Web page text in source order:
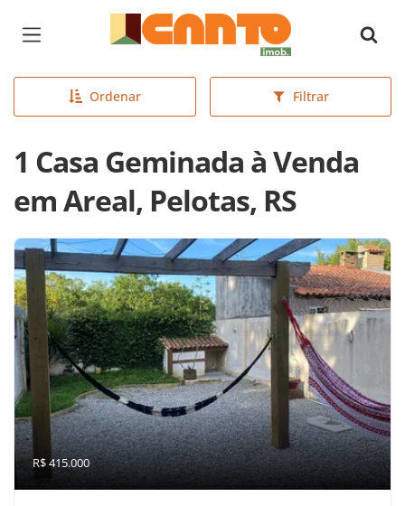
Página inicial
Ordenar Filtrar
1 Casa Geminada à Venda
em Areal, Pelotas, RS
R$ 415.000